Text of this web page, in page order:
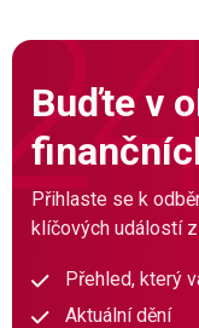
Buďte v
Přihlaste se k
klíčových událostí
Přehled, který
Aktuální dění